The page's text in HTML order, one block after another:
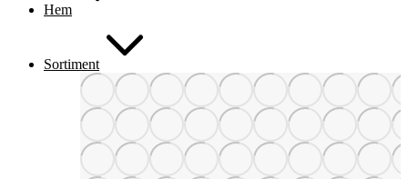
Hem
Sortiment